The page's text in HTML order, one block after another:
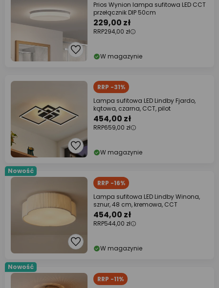
Prios Wynion lampa sufitowa LED CCT
przełącznik DIP 50cm
229,00 zł
RRP294,00 zł
W magazynie
RRP -31%
Lampa sufitowa LED Lindby Fjardo,
kątowa, czarna, CCT, pilot
454,00 zł
RRP659,00 zł
W magazynie
Nowość
RRP -16%
Lampa sufitowa LED Lindby Winona,
sznur, 48 cm, kremowa, CCT
454,00 zł
RRP544,00 zł
W magazynie
Nowość
RRP -11%